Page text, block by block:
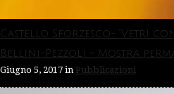
Castello Sforzesco- “Vetri
Bellini-Pezzoli – Mostra
Giugno 5, 2017 in Pubblicazioni